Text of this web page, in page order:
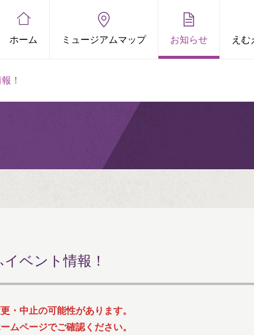
ホーム ミュージアムマップ お知らせ えむ
！
ベント情報！
・中止の可能性があります。
ムページでご確認ください。